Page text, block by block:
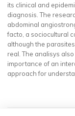
its clinical and
diagnosis. The
abdominal
facto, a sociocultural
although the
real. The analisys
importance of an
approach for